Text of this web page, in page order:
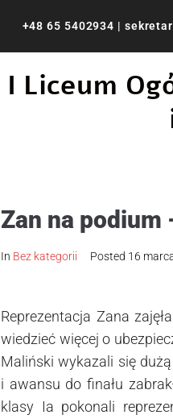
+48 65 5402934 |
I Liceum
Zan na podium
In Bez kategorii Posted 16
Reprezentacja Zana zajęła
wiedzieć więcej o
Maliński wykazali się
i awansu do finału
klasy Ia pokonali